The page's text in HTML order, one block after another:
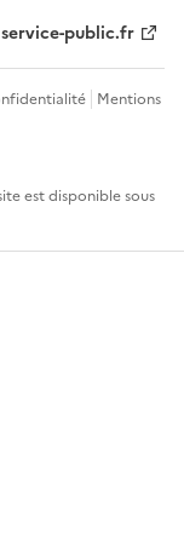
service-public.fr
Mentions
est disponible sous